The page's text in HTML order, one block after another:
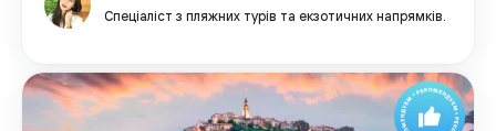
Спеціаліст з пляжних турів та екзотичних напрямків.